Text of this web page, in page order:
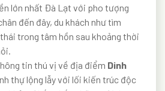
lớn nhất Đà Lạt với pho tượng
đến đây, du khách như tìm
trong tâm hồn sau khoảng thời
tin thú vị về địa điểm Dinh
thự lộng lẫy với lối kiến trúc độc